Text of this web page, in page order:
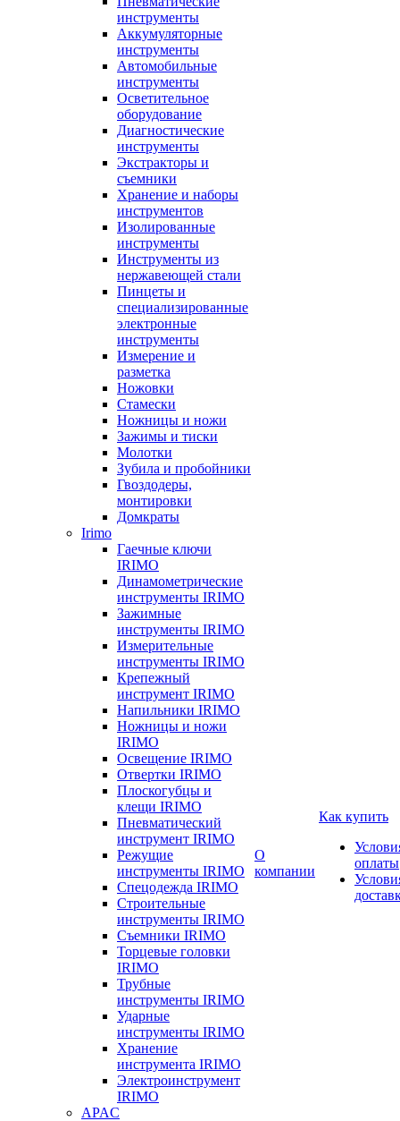
инструменты
Аккумуляторные
инструменты
Автомобильные
инструменты
Осветительное
оборудование
Диагностические
инструменты
Экстракторы и
съемники
Хранение и наборы
инструментов
Изолированные
инструменты
Инструменты из
нержавеющей стали
Пинцеты и
специализированные
электронные
инструменты
Измерение и
разметка
Ножовки
Стамески
Ножницы и ножи
Зажимы и тиски
Молотки
Зубила и пробойники
Гвоздодеры,
монтировки
Домкраты
Irimo
Гаечные ключи
IRIMO
Динамометрические
инструменты IRIMO
Зажимные
инструменты IRIMO
Измерительные
инструменты IRIMO
Крепежный
инструмент IRIMO
Напильники IRIMO
Ножницы и ножи
IRIMO
Освещение IRIMO
Отвертки IRIMO
Плоскогубцы и
клещи IRIMO
Пневматический
инструмент IRIMO
Режущие
инструменты IRIMO
Спецодежда IRIMO
Строительные
инструменты IRIMO
Съемники IRIMO
Торцевые головки
IRIMO
Трубные
инструменты IRIMO
Ударные
инструменты IRIMO
Хранение
инструмента IRIMO
Электроинструмент
IRIMO
APAC
О
компании
Как купить
оплаты